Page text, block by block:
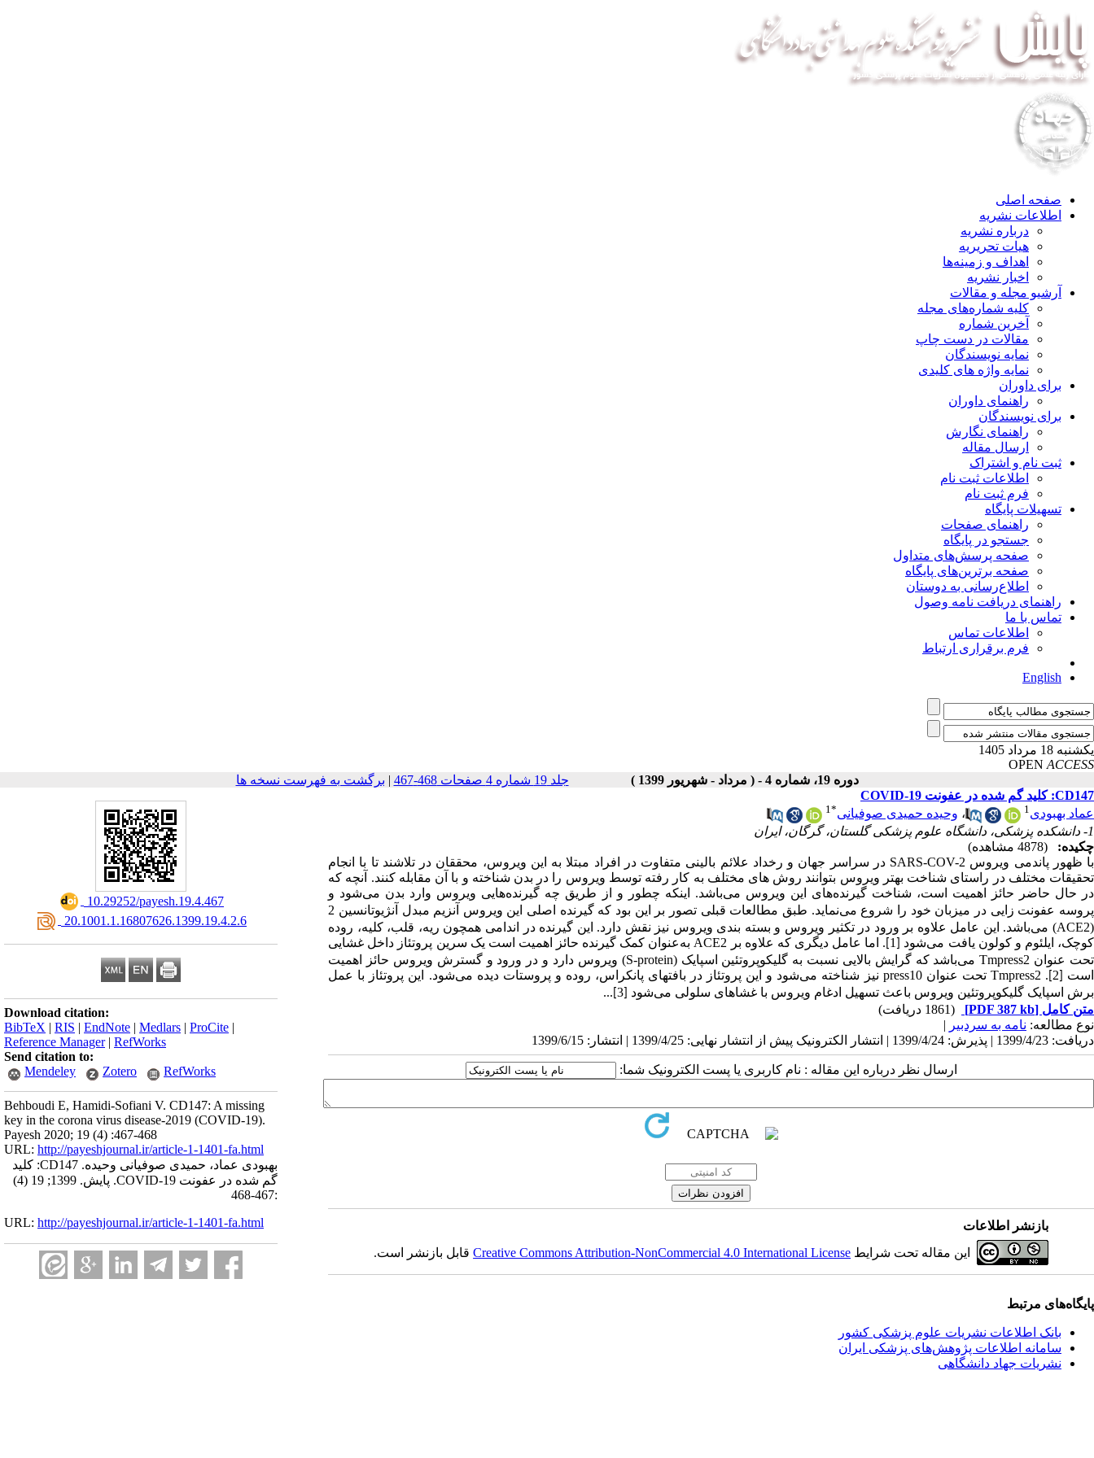
صفحه اصلی
اطلاعات نشریه
درباره نشریه
هیات تحریریه
اهداف و زمینه‌ها
اخبار نشریه
آرشیو مجله و مقالات
کلیه شماره‌های مجله
آخرین شماره
مقالات در دست چاپ
نمایه نویسندگان
نمایه واژه های کلیدی
برای داوران
راهنمای داوران
برای نویسندگان
راهنمای نگارش
ارسال مقاله
ثبت نام و اشتراک
اطلاعات ثبت نام
فرم ثبت نام
تسهیلات پایگاه
راهنمای صفحات
جستجو در پایگاه
صفحه پرسش‌های متداول
صفحه برترین‌های پایگاه
اطلاع‌رسانی به دوستان
راهنمای دریافت نامه وصول
تماس با ما
اطلاعات تماس
فرم برقراری ارتباط
English
یکشنبه 18 مرداد 1405
OPEN ACCESS
دوره 19، شماره 4 - ( مرداد - شهریور 1399 )
جلد 19 شماره 4 صفحات 468-467 | برگشت به فهرست نسخه ها
‎ 10.29252/payesh.19.4.467
‎ 20.1001.1.16807626.1399.19.4.2.6
Download citation:
BibTeX | RIS | EndNote | Medlars | ProCite |
Reference Manager| RefWorks
Send citation to:
Mendeley
Zotero RefWorks
Behboudi E, Hamidi-Sofiani V. CD147: A missing
key in the corona virus disease-2019 (COVID-19).
Payesh 2020; 19 (4) :467-468
URL: http://payeshjournal.ir/article-1-1401-fa.html
بهبودی عماد، حمیدی صوفیانی وحیده. CD147: کلید
گم شده در عفونت COVID-19. پایش. 1399; 19 (4)
:467-468
URL: http://payeshjournal.ir/article-1-1401-fa.html
CD147: کلید گم شده در عفونت COVID-19
عماد بهبودی1 ، وحیده حمیدی صوفیانی*
1
1- دانشکده پزشکی، دانشگاه علوم پزشکی گلستان، گرگان، ایران
چکیده:
(4878 مشاهده)
با ظهور پاندمی ویروس SARS-COV-2 در سراسر جهان و رخداد علائم بالینی متفاوت در افراد مبتلا به این ویروس، محققان در تلاشند تا با انجام
تحقیقات مختلف در راستای شناخت بهتر ویروس بتوانند روش های مختلف به کار رفته توسط ویروس را در بدن شناخته و با آن مقابله کنند. آنچه که
در حال حاضر حائز اهمیت است، شناخت گیرندههای این ویروس میباشد. اینکه چطور و از طریق چه گیرندههایی ویروس وارد بدن میشود و
پروسه عفونت زایی در میزبان خود را شروع مینماید. طبق مطالعات قبلی تصور بر این بود که گیرنده اصلی این ویروس آنزیم مبدل آنژیوتانسین 2
(
ACE2
) می‌باشد. این عامل علاوه بر ورود در تکثیر ویروس و بسته بندی ویروس نیز نقش دارد. این گیرنده در اندامی همچون ریه، قلب، کلیه، روده
کوچک، ایلئوم و کولون یافت می‌شود 1 . اما عامل دیگری که علاوه بر ACE2 به‌عنوان کمک گیرنده حائز اهمیت است یک سرین پروتئاز داخل غشایی
تحت عنوان Tmpress2می‌باشد که گرایش بالایی نسبت به گلیکوپروتئین اسپایک (
S-protein
) ویروس دارد و در ورود و گسترش ویروس حائز اهمیت
است
]
2
.
Tmpress2 تحت عنوانpress10 نیز شناخته می‌شود و این پروتئاز در بافتهای پانکراس، روده و پروستات دیده می‌شود. این پروتئاز با عمل
برش اسپایک گلیکوپروتئین ویروس باعث تسهیل ادغام ویروس با غشاهای سلولی می‌شود 3
...
متن کامل [PDF 387 kb]
(1861 دریافت)
نوع مطالعه: نامه به سردبیر |
دریافت: 1399/4/23 | پذیرش: 1399/4/24 | انتشار الکترونیک پیش از انتشار نهایی: 1399/4/25 | انتشار: 1399/6/15
ارسال نظر درباره این مقاله : نام کاربری یا پست الکترونیک شما:
بازنشر اطلاعات
این مقاله تحت شرایط Creative Commons Attribution-NonCommercial 4.0 International Licenseقابل بازنشر است.
پایگاه‌های مرتبط
بانک اطلاعات نشریات علوم پزشکی کشور
سامانه اطلاعات پژوهش‌های پزشکی ایران
نشریات جهاد دانشگاهی